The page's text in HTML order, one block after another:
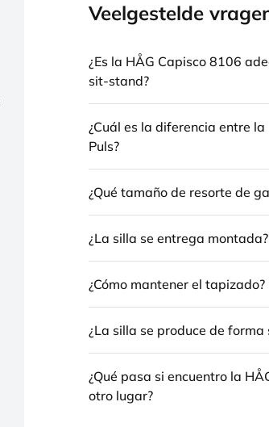
Veelgestelde
¿Es la HÅG Capisco 8106
sit-stand?
¿Cuál es la diferencia entre
Puls?
¿Qué tamaño de resorte de
¿La silla se entrega montada?
¿Cómo mantener el tapizado?
¿La silla se produce de forma
¿Qué pasa si encuentro la
otro lugar?